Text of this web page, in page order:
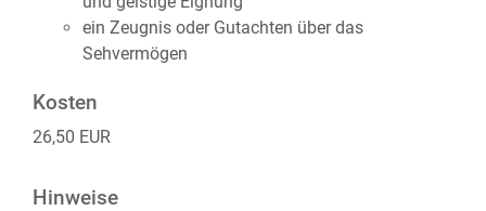
ein Zeugnis oder Gutachten über das
Sehvermögen
Kosten
26,50 EUR
Hinweise